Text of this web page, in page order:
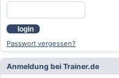
login
Passwort vergessen?
Anmeldung bei Trainer.de